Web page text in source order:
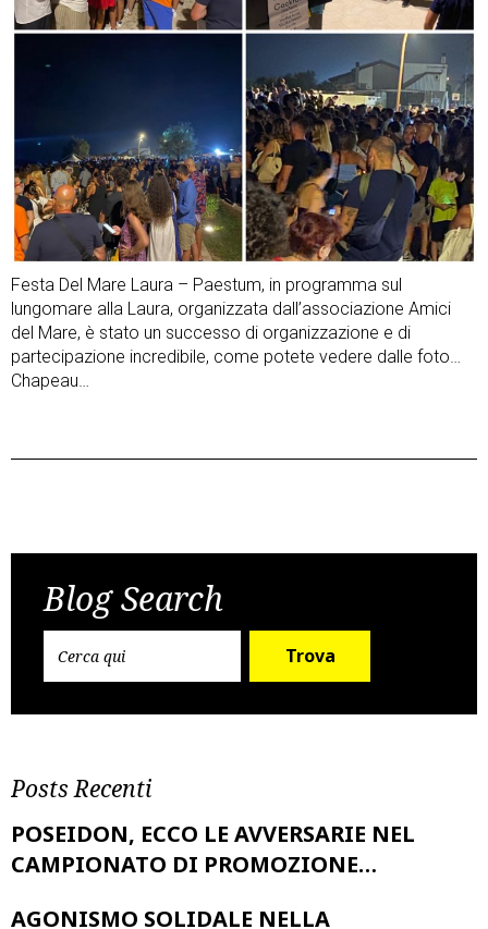
Festa Del Mare Laura – Paestum, in programma sul
lungomare alla Laura, organizzata dall’associazione Amici
del Mare, è stato un successo di organizzazione e di
partecipazione incredibile, come potete vedere dalle foto…
Chapeau…
navigation
Blog Search
Trova
Posts Recenti
POSEIDON, ECCO LE AVVERSARIE NEL
CAMPIONATO DI PROMOZIONE…
AGONISMO SOLIDALE NELLA